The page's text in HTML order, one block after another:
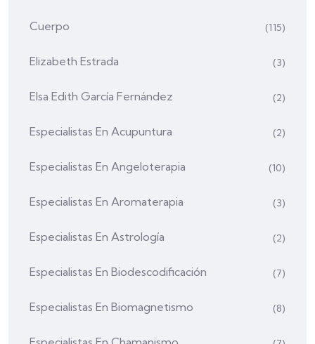
Cuerpo (115)
Elizabeth Estrada (3)
Elsa Edith García Fernández (2)
Especialistas En Acupuntura (2)
Especialistas En Angeloterapia (10)
Especialistas En Aromaterapia (3)
Especialistas En Astrología (2)
Especialistas En Biodescodificación (7)
Especialistas En Biomagnetismo (8)